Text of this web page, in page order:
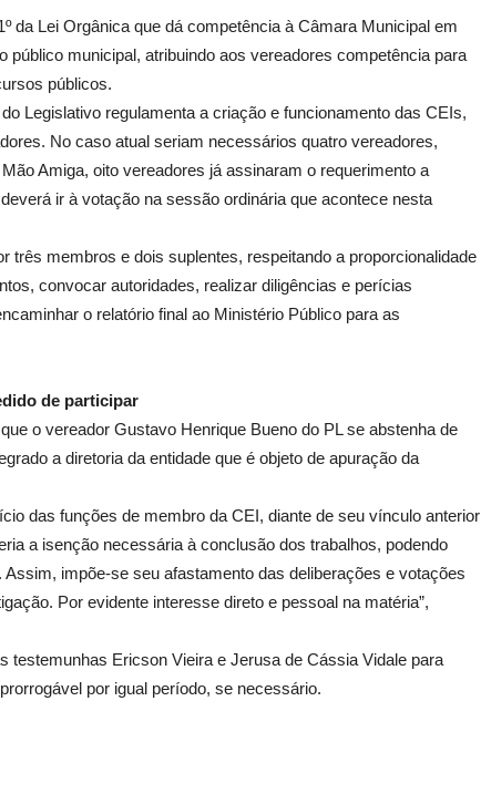
da Lei Orgânica que dá competência à Câmara Municipal em
público municipal, atribuindo aos vereadores competência para
públicos.
Legislativo regulamenta a criação e funcionamento das CEIs,
No caso atual seriam necessários quatro vereadores,
Amiga, oito vereadores já assinaram o requerimento a
ir à votação na sessão ordinária que acontece nesta
três membros e dois suplentes, respeitando a proporcionalidade
convocar autoridades, realizar diligências e perícias
o relatório final ao Ministério Público para as
de participar
o vereador Gustavo Henrique Bueno do PL se abstenha de
a diretoria da entidade que é objeto de apuração da
das funções de membro da CEI, diante de seu vínculo anterior
a isenção necessária à conclusão dos trabalhos, podendo
impõe-se seu afastamento das deliberações e votações
Por evidente interesse direto e pessoal na matéria”,
testemunhas Ericson Vieira e Jerusa de Cássia Vidale para
por igual período, se necessário.